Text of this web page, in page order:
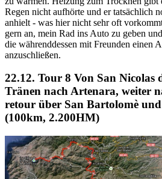
Regen nicht aufhörte und er tatsächlich
anhielt - was hier nicht sehr oft
gern an, mein Rad ins Auto zu geben
die währenddessen mit Freunden einen
anzuschließen.
22.12. Tour 8 Von San Nicolas
Tränen nach Artenara, weiter
retour über San Bartolomè
(100km, 2.200HM)